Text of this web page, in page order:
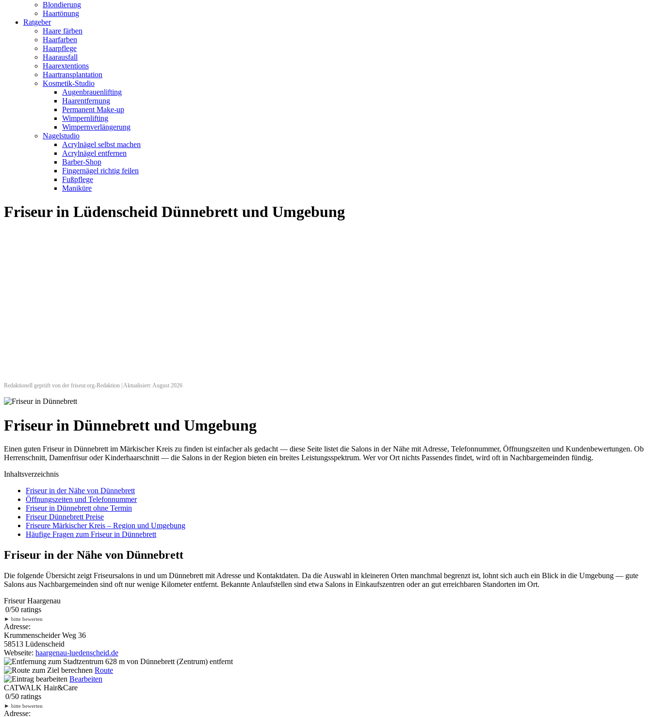
Blondierung
Haartönung
Ratgeber
Haare färben
Haarfarben
Haarpflege
Haarausfall
Haarextentions
Haartransplantation
Kosmetik-Studio
Augenbrauenlifting
Haarentfernung
Permanent Make-up
Wimpernlifting
Wimpernverlängerung
Nagelstudio
Acrylnägel selbst machen
Acrylnägel entfernen
Barber-Shop
Fingernägel richtig feilen
Fußpflege
Maniküre
Friseur in Lüdenscheid Dünnebrett und Umgebung
Redaktionell geprüft von der friseur.org-Redaktion | Aktualisiert: August 2026
Friseur in Dünnebrett und Umgebung
Einen guten Friseur in Dünnebrett im Märkischer Kreis zu finden ist einfacher als gedacht — diese Seite listet die Salons in der Nähe mit Adresse, Telefonnummer, Öffnungszeiten und Kundenbewertungen. Ob
Herrenschnitt, Damenfrisur oder Kinderhaarschnitt — die Salons in der Region bieten ein breites Leistungsspektrum. Wer vor Ort nichts Passendes findet, wird oft in Nachbargemeinden fündig.
Inhaltsverzeichnis
Friseur in der Nähe von Dünnebrett
Öffnungszeiten und Telefonnummer
Friseur in Dünnebrett ohne Termin
Friseur Dünnebrett Preise
Friseure Märkischer Kreis – Region und Umgebung
Häufige Fragen zum Friseur in Dünnebrett
Friseur in der Nähe von Dünnebrett
Die folgende Übersicht zeigt Friseursalons in und um Dünnebrett mit Adresse und Kontaktdaten. Da die Auswahl in kleineren Orten manchmal begrenzt ist, lohnt sich auch ein Blick in die Umgebung — gute
Salons aus Nachbargemeinden sind oft nur wenige Kilometer entfernt. Bekannte Anlaufstellen sind etwa Salons in Einkaufszentren oder an gut erreichbaren Standorten im Ort.
Friseur Haargenau
0/50 ratings
► bitte bewerten
Adresse:
Krummenscheider Weg 36
58513 Lüdenscheid
Webseite: haargenau-luedenscheid.de
628 m von Dünnebrett (Zentrum) entfernt
Route
Bearbeiten
CATWALK Hair&Care
0/50 ratings
► bitte bewerten
Adresse: